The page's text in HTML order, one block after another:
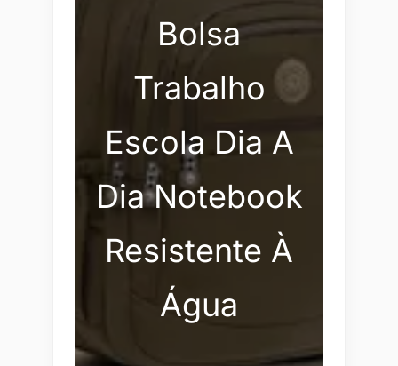
Bolsa
Trabalho
Escola Dia A
Dia Notebook
Resistente À
Água